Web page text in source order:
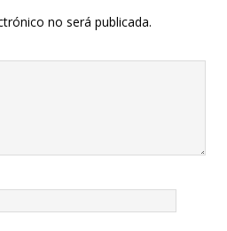
no será publicada.